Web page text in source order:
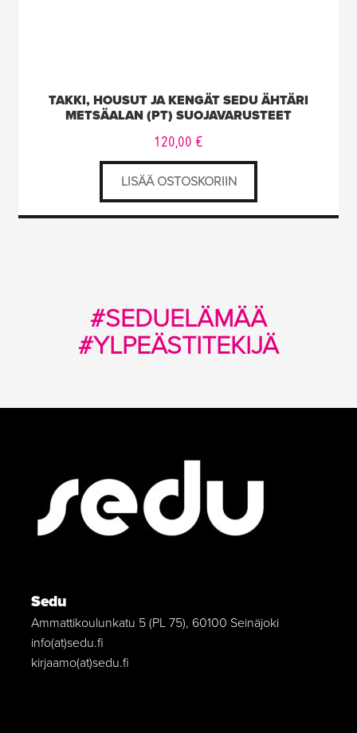
TAKKI, HOUSUT JA KENGÄT SEDU ÄHTÄRI
METSÄALAN (PT) SUOJAVARUSTEET
120,00 €
LISÄÄ OSTOSKORIIN
#SEDUELÄMÄÄ
#YLPEÄSTITEKIJÄ
Sedu
Ammattikoulunkatu 5 (PL 75), 60100 Seinäjoki
info(at)sedu.fi
kirjaamo(at)sedu.fi